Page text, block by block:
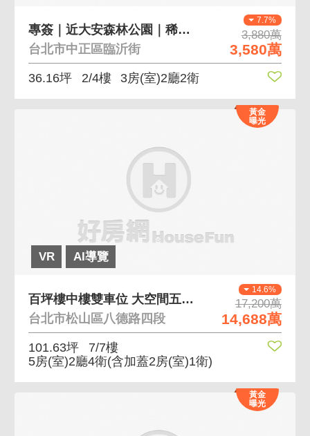
7.7%
3,880萬
3,580萬
專簽｜近大安森林公園｜稀有大坪數三房公寓
台北市中正區臨沂街
36.16坪 2/4樓 3房(室)2廳2衛
VR AI導覽
黃金
曝光
14.6%
17,200萬
14,688萬
百坪樓中樓雙車位 大空間五房四衛適合三代同堂
台北市松山區八德路四段
101.63坪
7/7樓
5房(室)2廳4衛(含加蓋2房(室)1衛)
黃金
曝光